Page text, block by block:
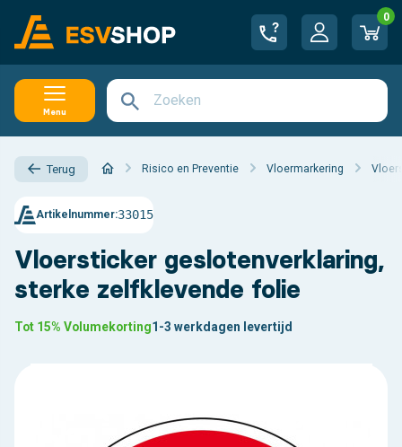
0
Menu
Terug Risico en Preventie Vloermarkering
Vloersticker geslotenverklaring,
sterke zelfklevende folie
Artikelnummer:33015
Tot 15% Volumekorting1-3 werkdagen levertijd